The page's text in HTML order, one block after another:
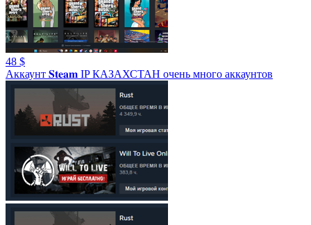
48 $
Аккаунт 𝐒𝐭𝐞𝐚𝐦 IP КАЗАХСТАН очень много аккаунтов